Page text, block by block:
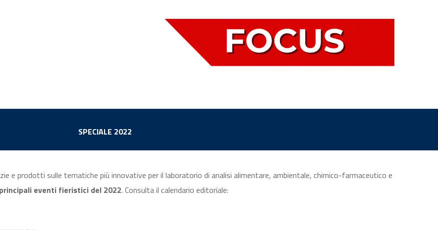
SPECIALE 2022
e prodotti sulle tematiche più innovative per il laboratorio di analisi alimentare, ambientale, chimico-farmaceutico e
eventi fieristici del 2022. Consulta il calendario editoriale: